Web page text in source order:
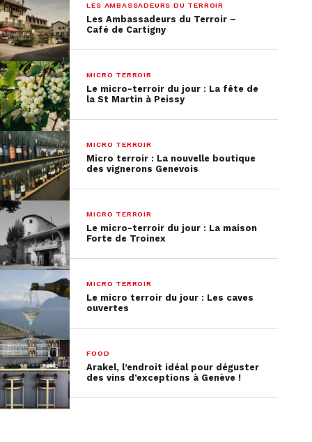
LES AMBASSADEURS DU TERROIR
Les Ambassadeurs du Terroir –
Café de Cartigny
MICRO TERROIR
Le micro-terroir du jour : La fête de
la St Martin à Peissy
MICRO TERROIR
Micro terroir : La nouvelle boutique
des vignerons Genevois
MICRO TERROIR
Le micro-terroir du jour : La maison
Forte de Troinex
MICRO TERROIR
Le micro terroir du jour : Les caves
ouvertes
FOOD
Arakel, l’endroit idéal pour déguster
des vins d’exceptions à Genève !